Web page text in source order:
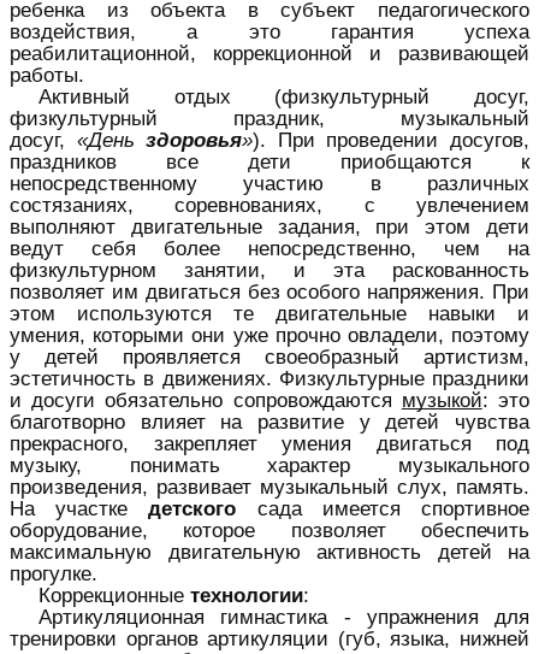
ребенка из объекта в субъект педагогического
воздействия, а это гарантия успеха
реабилитационной, коррекционной и развивающей
работы.
Активный отдых (физкультурный досуг,
физкультурный праздник, музыкальный
досуг, «Деньздоровья»). При проведении досугов,
праздников все дети приобщаются к
непосредственному участию в различных
состязаниях, соревнованиях, с увлечением
выполняют двигательные задания, при этом дети
ведут себя более непосредственно, чем на
физкультурном занятии, и эта раскованность
позволяет им двигаться без особого напряжения. При
этом используются те двигательные навыки и
умения, которыми они уже прочно овладели, поэтому
у детей проявляется своеобразный артистизм,
эстетичность в движениях. Физкультурные праздники
и досуги обязательно сопровождаются музыкой: это
благотворно влияет на развитие у детей чувства
прекрасного, закрепляет умения двигаться под
музыку, понимать характер музыкального
произведения, развивает музыкальный слух, память.
На участкедетского сада имеется спортивное
оборудование, которое позволяет обеспечить
максимальную двигательную активность детей на
прогулке.
Коррекционные технологии:
Артикуляционная гимнастика - упражнения для
тренировки органов артикуляции (губ, языка, нижней